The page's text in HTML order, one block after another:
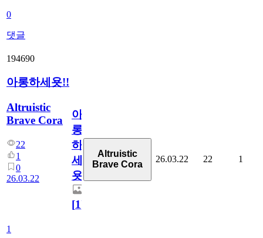
0
댓글
194690
아롱하세욧!!
Altruistic
Brave Cora
22
1
0
26.03.22
1
아
롱
하
세
욧!!
[1]
Altruistic
Brave Cora
26.03.22 22 1